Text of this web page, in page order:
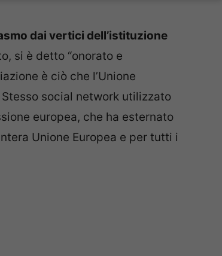
dai vertici dell’istituzione
si è detto “onorato e
è ciò che l’Unione
social network utilizzato
europea, che ha esternato
Unione Europea e per tutti i